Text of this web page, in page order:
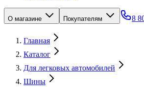
О магазине Покупателям 8
Главная
Каталог
Для легковых автомобилей
Шины